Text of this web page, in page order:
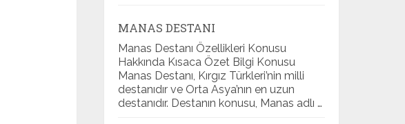
MANAS DESTANI
Manas Destanı Özellikleri Konusu
Hakkında Kısaca Özet Bilgi Konusu
Manas Destanı, Kırgız Türkleri’nin milli
destanıdır ve Orta Asya’nın en uzun
destanıdır. Destanın konusu, Manas adlı …